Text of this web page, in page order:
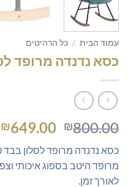
עמוד הבית / כל הרהיטים
כסא נדנדה מרופד
₪800.00
המחיר
היה:
₪649.00
כסא נדנדה מרופד לסלון בבד
מרופד היטב בספוג איכותי
לאורך זמן.